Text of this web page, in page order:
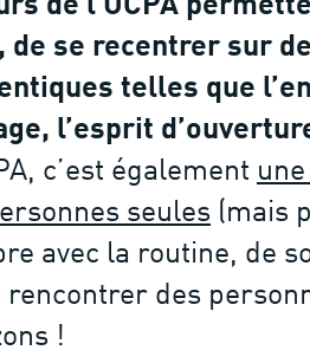
de l’UCPA
de se recentrer sur
telles que
l’esprit
c’est également
seules (mais
avec la routine, de
rencontrer des
!